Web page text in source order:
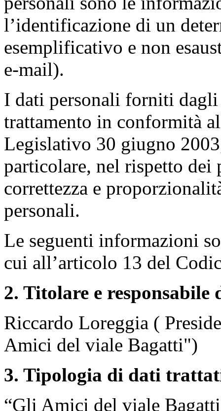
l’identificazione di un
esemplificativo e non
e-mail).
I dati personali forniti
trattamento in conformità
Legislativo 30 giugno
particolare, nel rispetto dei
correttezza e
personali.
Le seguenti informazioni
cui all’articolo 13 del
2. Titolare e responsabile
Riccardo Loreggia (
Amici del viale Bagatti")
3. Tipologia di dati
“Gli Amici del viale